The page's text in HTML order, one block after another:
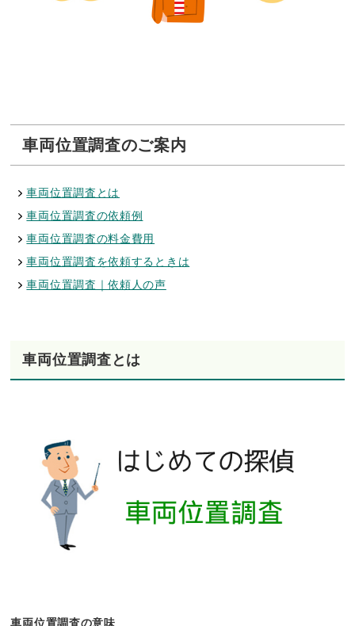
車両位置調査のご案内
車両位置調査とは
車両位置調査の依頼例
車両位置調査の料金費用
車両位置調査を依頼するときは
車両位置調査｜依頼人の声
車両位置調査とは
車両位置調査の意味